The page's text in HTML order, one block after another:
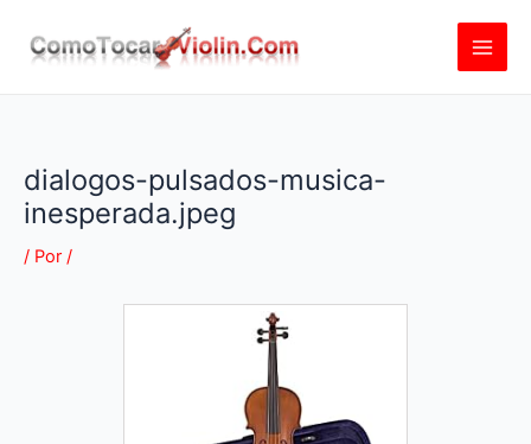
dialogos-pulsados-musica-
inesperada.jpeg
/ Por /